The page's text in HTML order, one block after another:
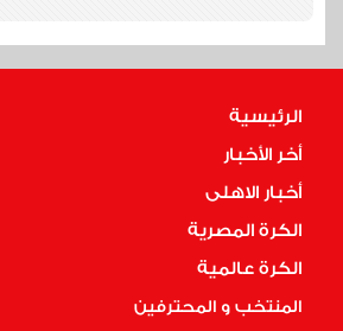
الرئيسية
أخر الأخبار
أخبار الاهلى
الكرة المصرية
الكرة عالمية
المنتخب و المحترفين